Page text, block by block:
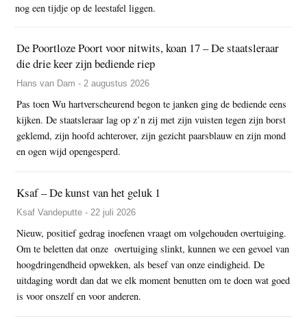
nog een tijdje op de leestafel liggen.
De Poortloze Poort voor nitwits, koan 17 – De staatsleraar
die drie keer zijn bediende riep
Hans van Dam - 2 augustus 2026
Pas toen Wu hartverscheurend begon te janken ging de bediende eens
kijken. De staatsleraar lag op z’n zij met zijn vuisten tegen zijn borst
geklemd, zijn hoofd achterover, zijn gezicht paarsblauw en zijn mond
en ogen wijd opengesperd.
Ksaf – De kunst van het geluk 1
Ksaf Vandeputte - 22 juli 2026
Nieuw, positief gedrag inoefenen vraagt om volgehouden overtuiging.
Om te beletten dat onze overtuiging slinkt, kunnen we een gevoel van
hoogdringendheid opwekken, als besef van onze eindigheid. De
uitdaging wordt dan dat we elk moment benutten om te doen wat goed
is voor onszelf en voor anderen.